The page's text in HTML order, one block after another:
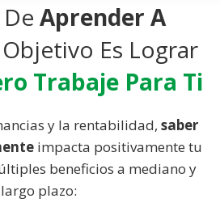
Aprender A
Objetivo Es Lograr
Trabaje Para Ti
y la rentabilidad, saber
impacta positivamente tu
beneficios a mediano y
largo plazo: